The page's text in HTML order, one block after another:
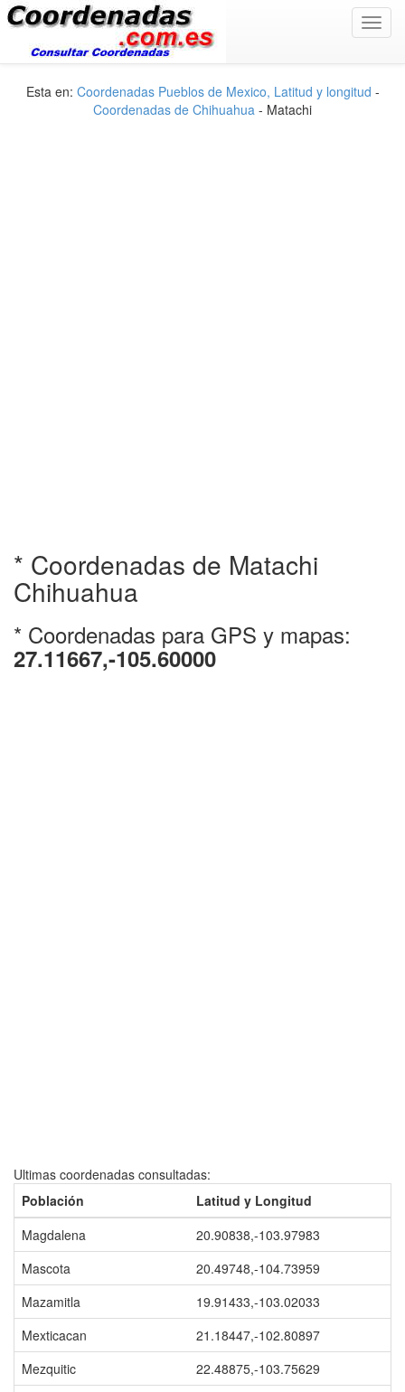
Esta en: Coordenadas Pueblos de Mexico, Latitud y longitud -
Coordenadas de Chihuahua - Matachi
* Coordenadas de Matachi
Chihuahua
* Coordenadas para GPS y mapas:
27.11667,-105.60000
Ultimas coordenadas consultadas:
Población
Latitud y Longitud
Magdalena
20.90838,-103.97983
Mascota
20.49748,-104.73959
Mazamitla
19.91433,-103.02033
Mexticacan
21.18447,-102.80897
Mezquitic
22.48875,-103.75629